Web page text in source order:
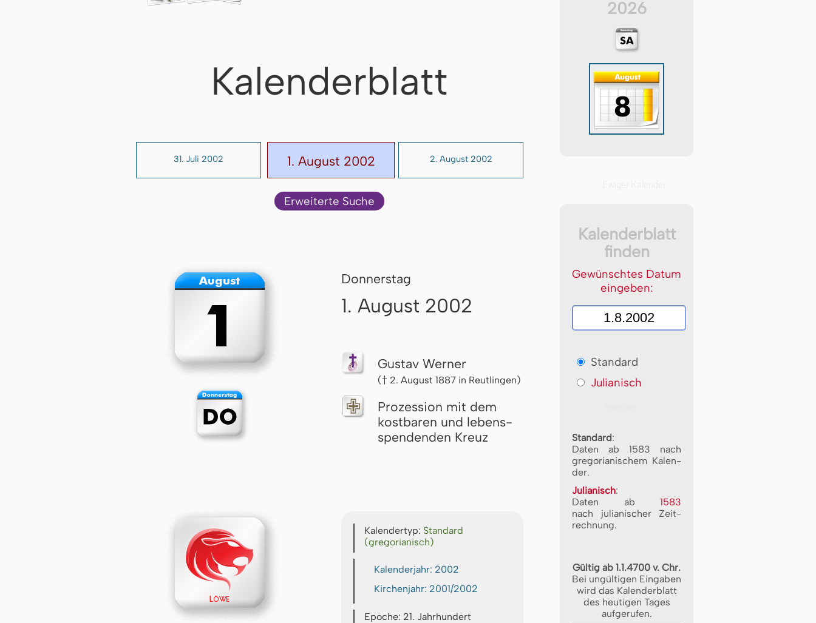
Kalenderblatt
31. Juli 2002 1. August 2002 2. August 2002
Erweiterte Suche
Donnerstag
1. August 2002
Gustav Werner
(† 2. August 1887 in Reutlingen)
Prozession mit dem
kostbaren und le­bens­
spen­denden Kreuz
Kalendertyp: Standard
(gregorianisch)
Kalenderjahr: 2002
Kirchenjahr: 2001/2002
Epoche: 21. Jahrhundert
2026
Kalenderblatt
finden
Gewünschtes Datum
eingeben:
Standard
Julianisch
Standard:
Daten ab 1583 nach
gre­go­ri­a­ni­schem Ka­len­
der.
Julianisch:
Daten ab 1583
nach ju­li­a­ni­scher Zeit­
rech­nung.
Gültig ab 1.1.4700 v. Chr.
Bei ungültigen Eingaben
wird das Kalenderblatt
des heutigen Tages
aufgerufen.